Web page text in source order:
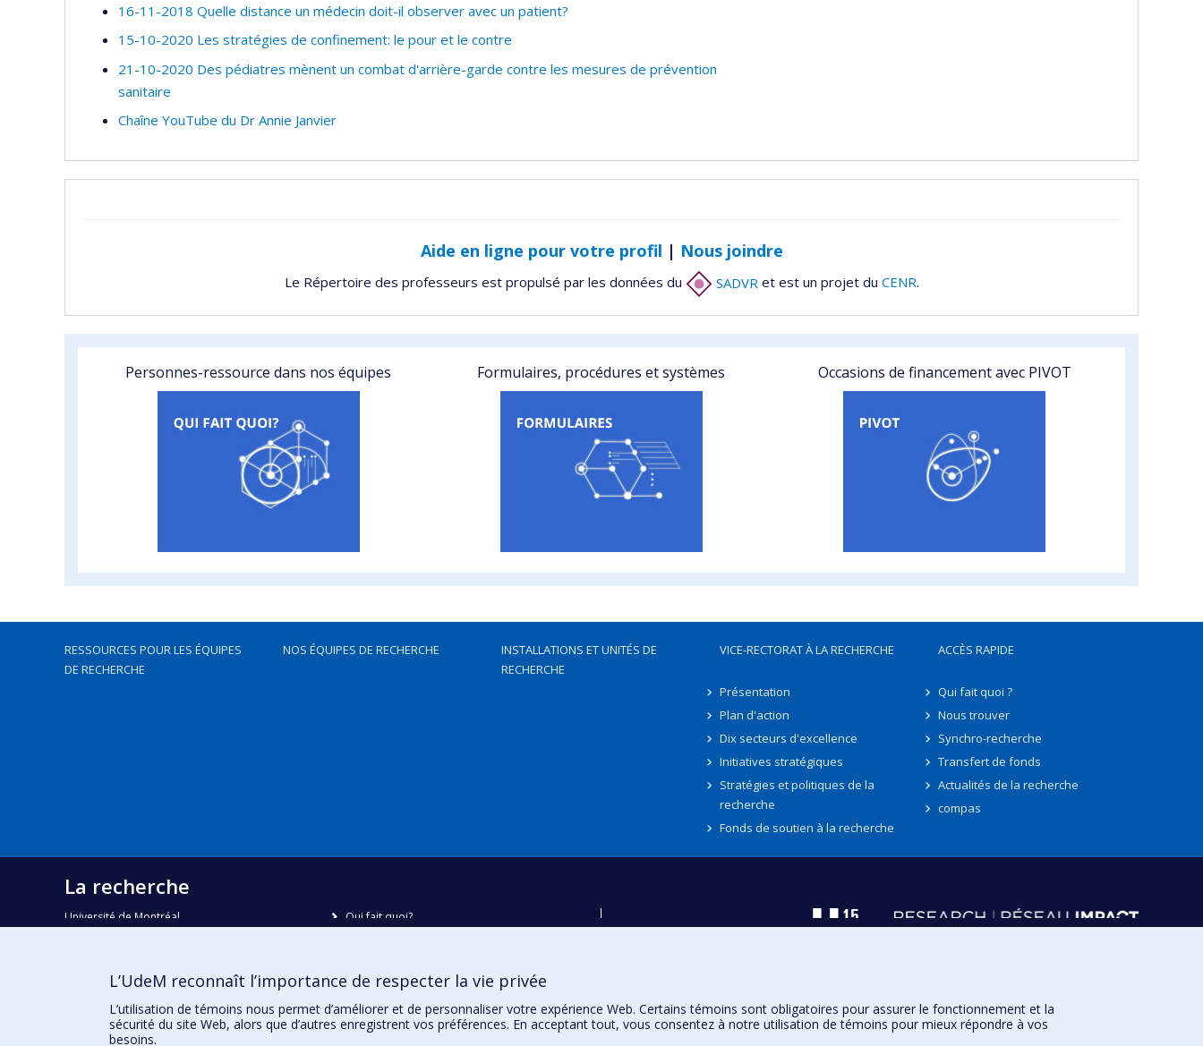
16-11-2018 Quelle distance un médecin doit-il observer avec un patient?
15-10-2020 Les stratégies de confinement: le pour et le contre
21-10-2020 Des pédiatres mènent un combat d'arrière-garde contre les mesures de prévention
sanitaire
Chaîne YouTube du Dr Annie Janvier
Aide en ligne pour votre profil | Nous joindre
Le Répertoire des professeurs est propulsé par les données du SADVR et est un projet du CENR.
Personnes-ressource dans nos équipes Formulaires, procédures et systèmes Occasions de financement avec PIVOT
RESSOURCES POUR LES ÉQUIPES
DE RECHERCHE
NOS ÉQUIPES DE RECHERCHE
INSTALLATIONS ET UNITÉS DE
RECHERCHE
VICE-RECTORAT À LA RECHERCHE
Présentation
Plan d'action
Dix secteurs d'excellence
Initiatives stratégiques
Stratégies et politiques de la
recherche
Fonds de soutien à la recherche
ACCÈS RAPIDE
Qui fait quoi ?
Nous trouver
Synchro-recherche
Transfert de fonds
Actualités de la recherche
compas
La recherche
Université de Montréal
Courriel:recherche@umontreal.ca
Qui fait quoi?
Plan du site
Accessibilité
L’UdeM reconnaît l’importance de respecter la vie privée
L’utilisation de témoins nous permet d’améliorer et de personnaliser votre expérience Web. Certains témoins sont obligatoires pour assurer le fonctionnement et la
sécurité du site Web, alors que d’autres enregistrent vos préférences. En acceptant tout, vous consentez à notre utilisation de témoins pour mieux répondre à vos
besoins.